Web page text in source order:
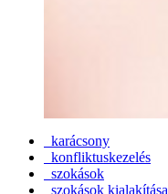
karácsony
konfliktuskezelés
szokások
szokások kialakítása